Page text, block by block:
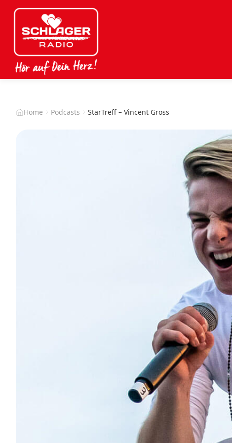
Home Podcasts StarTreff – Vincent Gross